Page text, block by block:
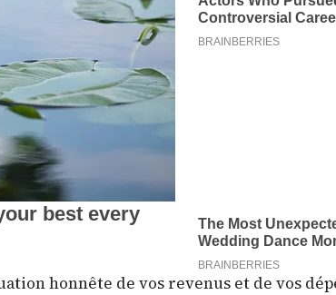
honnête de vos revenus et de vos